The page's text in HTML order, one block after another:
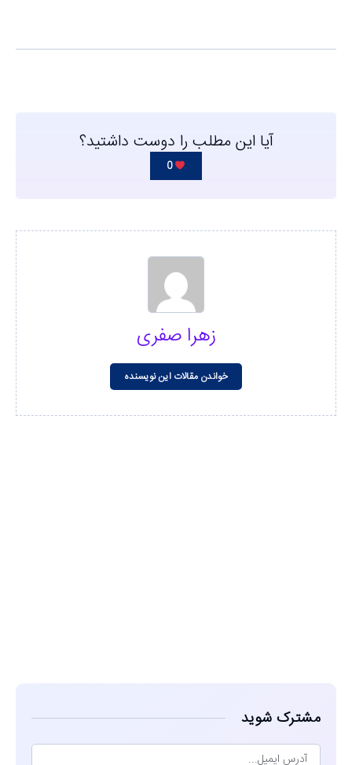
آیا این مطلب را دوست داشتید؟
0
زهرا صفری
خواندن مقالات این نویسنده
مشترک شوید